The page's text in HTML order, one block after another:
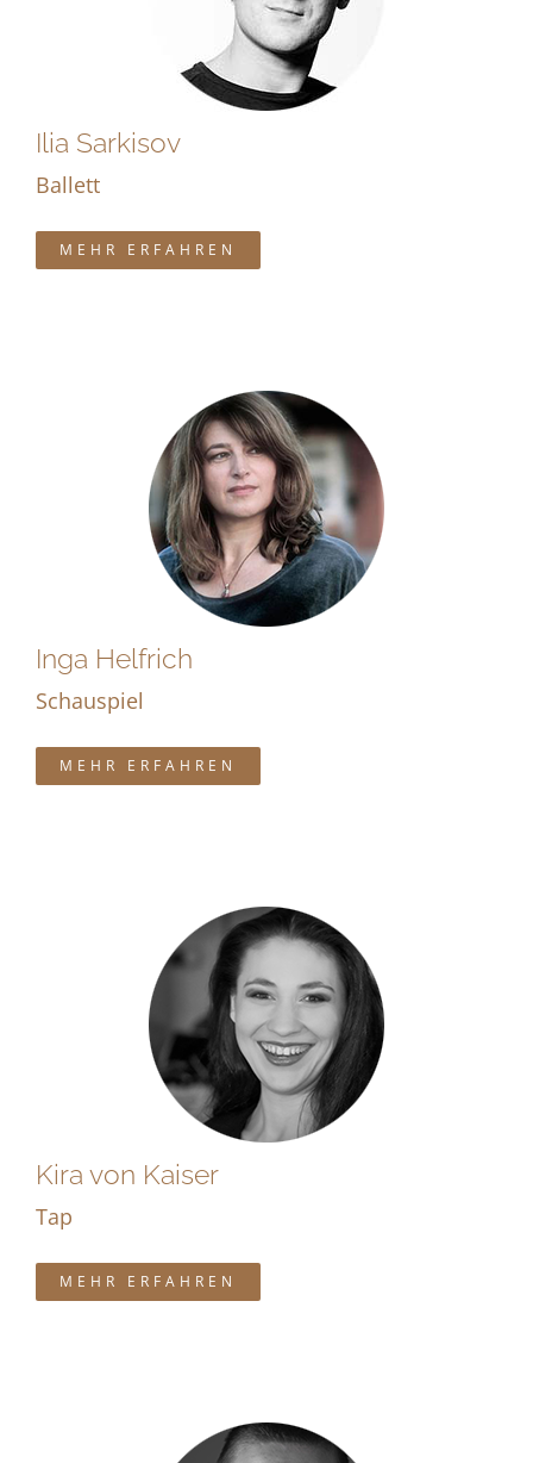
Ilia Sarkisov
Ballett
MEHR ERFAHREN
Inga Helfrich
Schauspiel
MEHR ERFAHREN
Kira von Kaiser
Tap
MEHR ERFAHREN